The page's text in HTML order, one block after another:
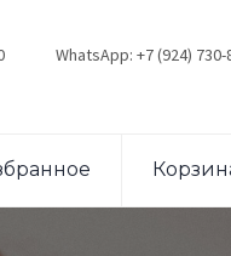
WhatsApp: +7 (924) 730-